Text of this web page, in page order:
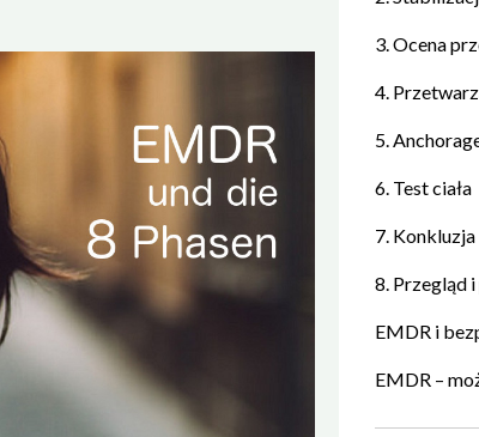
3. Ocena
4.
5.
6. Test ciała
7. Konkluzja
8. Przegląd
EMDR i
EMDR –